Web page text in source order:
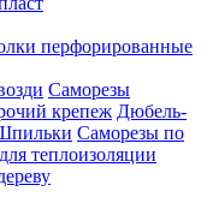
перфорированные
Саморезы
крепеж Дюбель-
Саморезы по
теплоизоляции